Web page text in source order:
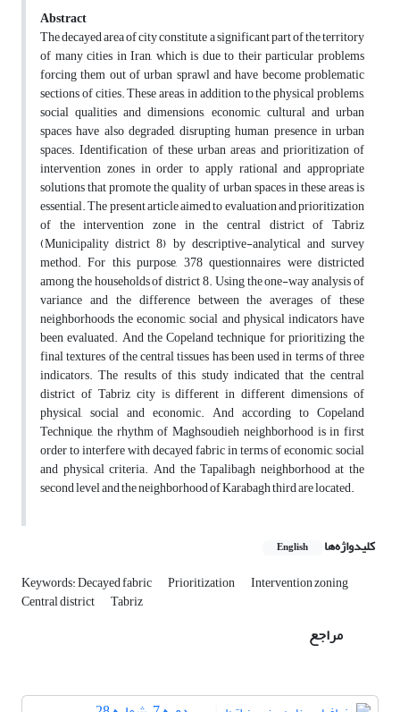
Abstract
The decayed area of city constitute a significant part of the territory
of many cities in Iran, which is due to their particular problems
forcing them out of urban sprawl and have become problematic
sections of cities. These areas, in addition to the physical problems,
social qualities and dimensions, economic, cultural and urban
spaces have also degraded, disrupting human presence in urban
spaces. Identification of these urban areas and prioritization of
intervention zones in order to apply rational and appropriate
solutions that promote the quality of urban spaces in these areas is
essential. The present article aimed to evaluation and prioritization
of the intervention zone in the central district of Tabriz
(Municipality district 8) by descriptive-analytical and survey
method. For this purpose, 378 questionnaires were districted
among the households of district 8. Using the one-way analysis of
variance and the difference between the averages of these
neighborhoods the economic, social and physical indicators have
been evaluated. And the Copeland technique for prioritizing the
final textures of the central tissues has been used in terms of three
indicators. The results of this study indicated that the central
district of Tabriz city is different in different dimensions of
physical, social and economic. And according to Copeland
Technique, the rhythm of Maghsoudieh neighborhood is in first
order to interfere with decayed fabric in terms of economic, social
and physical criteria. And the Tapalibagh neighborhood at the
second level and the neighborhood of Karabagh third are located.
کلیدواژه‌ها English
Keywords: Decayed fabric Prioritization Intervention zoning
Central district Tabriz
مراجع